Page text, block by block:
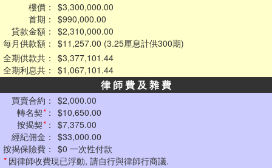
樓價： $3,300,000.00
首期： $990,000.00
貸款金額： $2,310,000.00
每月供款額： $11,257.00 (3.25厘息計供300期)
全期供款共： $3,377,101.44
全期利息共： $1,067,101.44
律 師 費 及 雜 費
買賣合約： $2,000.00
轉名契*： $10,650.00
按揭契*： $7,375.00
經紀佣金： $33,000.00
按揭保險費： $0 一次性付款
*因律師收費現已浮動, 請自行與律師行商議.